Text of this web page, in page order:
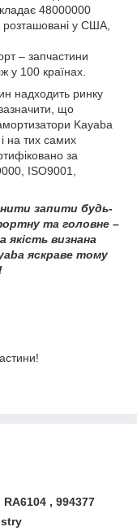
48000000
розташовані у США,
– запчастини
у 100 країнах.
надходить ринку
що
Kayaba
на тих самих
за
ISO9001,
запити будь-
та головне –
якість визнана
яскраве тому
RA6104 , 994377